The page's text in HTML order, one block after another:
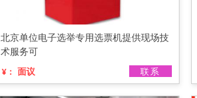
北京单位电子选举专用选票机提供现场技
术服务可
¥： 面议 联系